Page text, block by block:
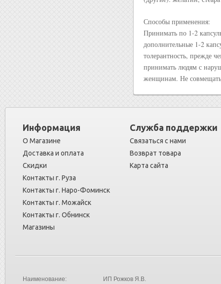
Способы применения:
Принимать по 1-2
дополнительные 1-2
толерантность, прежде
принимать людям с
женщинам. Не совмещать
Информация
О Магазине
Доставка и оплата
Скидки
Контакты г. Руза
Контакты г. Наро-Фоминск
Контакты г. Можайск
Контакты г. Обнинск
Магазины
Служба поддержки
Связаться с нами
Возврат товара
Карта сайта
Наименование:
ИП Рожков Я.В.